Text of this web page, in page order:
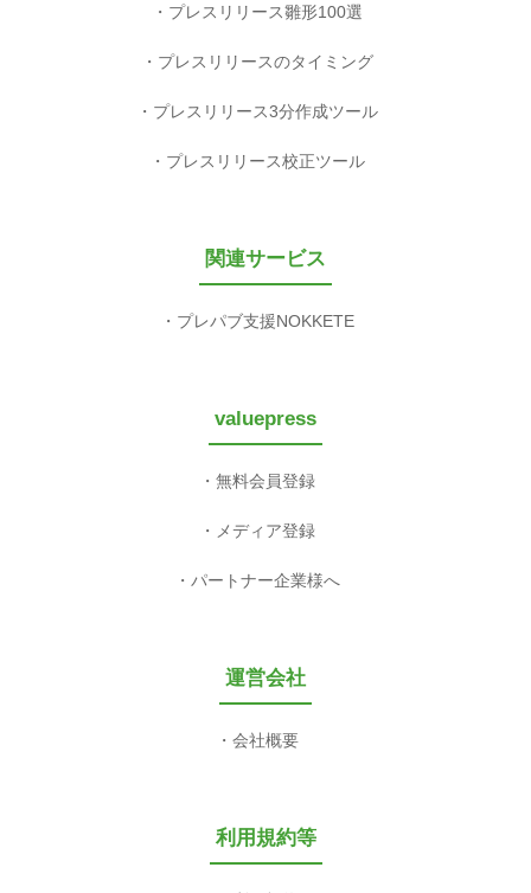
プレスリリース雛形100選
プレスリリースのタイミング
プレスリリース3分作成ツール
プレスリリース校正ツール
関連サービス
プレパブ支援NOKKETE
valuepress
無料会員登録
メディア登録
パートナー企業様へ
運営会社
会社概要
利用規約等